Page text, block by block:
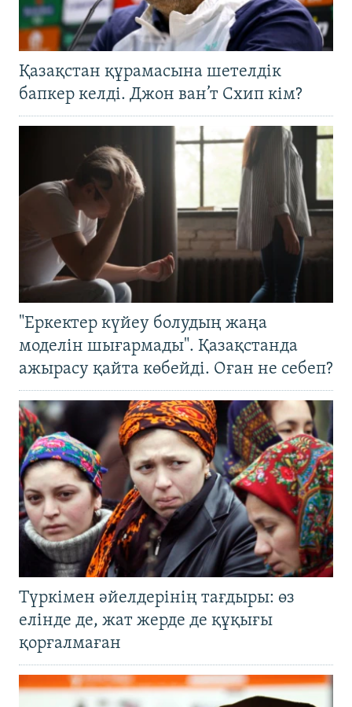
Қазақстан құрамасына шетелдік
бапкер келді. Джон ван’т Схип кім?
"Еркектер күйеу болудың жаңа
моделін шығармады". Қазақстанда
ажырасу қайта көбейді. Оған не себеп?
Түркімен әйелдерінің тағдыры: өз
елінде де, жат жерде де құқығы
қорғалмаған